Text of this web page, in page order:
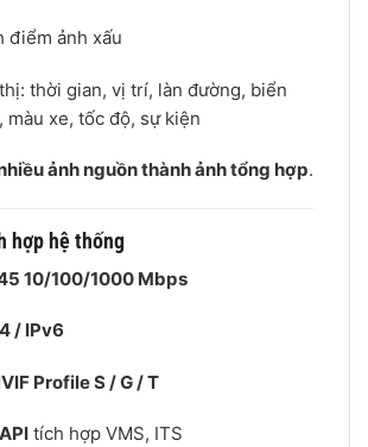
điểm ảnh xấu
thời gian, vị trí, làn đường, biển
màu xe, tốc độ, sự kiện
ảnh nguồn thành ảnh tổng hợp.
hợp hệ thống
10/100/1000 Mbps
/ IPv6
Profile S / G / T
tích hợp VMS, ITS